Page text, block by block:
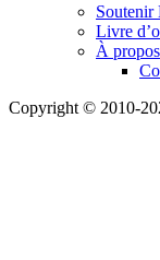
Soutenir
Livre
À propos
Copyright © 2010-